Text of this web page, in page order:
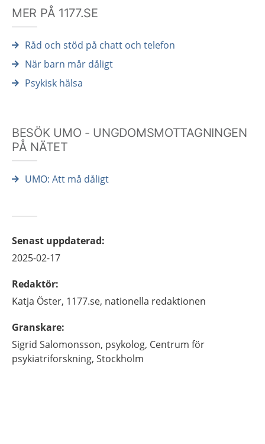
MER PÅ 1177.SE
Råd och stöd på chatt och telefon
När barn mår dåligt
Psykisk hälsa
BESÖK UMO - UNGDOMSMOTTAGNINGEN
PÅ NÄTET
UMO: Att må dåligt
Senast uppdaterad:
2025-02-17
Redaktör:
Katja Öster, 1177.se, nationella redaktionen
Granskare:
Sigrid Salomonsson, psykolog, Centrum för
psykiatriforskning, Stockholm